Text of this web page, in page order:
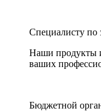
Специалисту по
Наши продукты
ваших
Бюджетной